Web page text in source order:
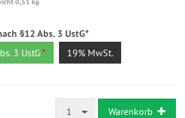
§12 Abs. 3 UstG*
3 UstG* 19% MwSt.
1 Warenkorb